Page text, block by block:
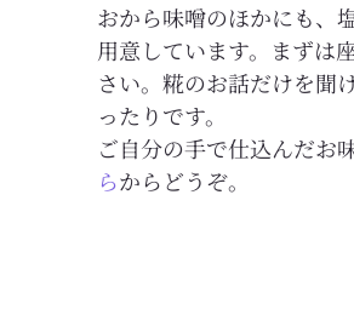
おから味噌のほかにも、
用意しています。まずは
さい。糀のお話だけを聞
ったりです。
ご自分の手で仕込んだお
らからどうぞ。